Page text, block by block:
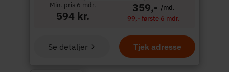
Min. pris 6 mdr.
594 kr.
359,- /md.
99,- første 6 mdr.
Tjek adresse
Se detaljer